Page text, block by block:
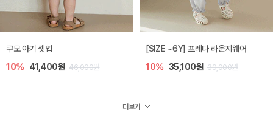
쿠모 아기 셋업
10% 41,400원 46,000원
[SIZE ~6Y] 프레다 라운지웨어
10% 35,100원 39,000원
더보기